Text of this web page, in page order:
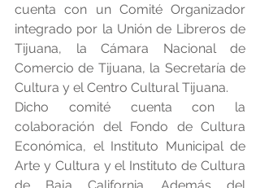
cuenta con un Comité Organizador
integrado por la Unión de Libreros de
Tijuana, la Cámara Nacional de
Comercio de Tijuana, la Secretaría de
Cultura y el Centro Cultural Tijuana.
Dicho comité cuenta con la
colaboración del Fondo de Cultura
Económica, el Instituto Municipal de
Arte y Cultura y el Instituto de Cultura